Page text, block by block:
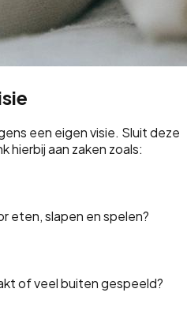
een eigen visie. Sluit deze
hierbij aan zaken zoals:
eten, slapen en spelen?
of veel buiten gespeeld?